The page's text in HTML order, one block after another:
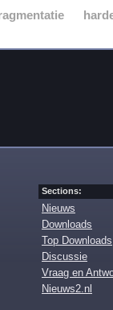
Sections:
Nieuws
Downloads
Top Downloads
Discussie
Vraag en
Nieuws2.nl